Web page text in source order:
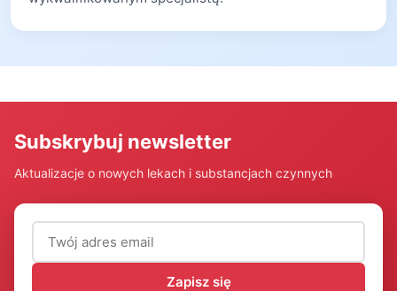
Subskrybuj newsletter
Aktualizacje o nowych lekach i substancjach czynnych
Adres email (wymagany)
Zapisz się